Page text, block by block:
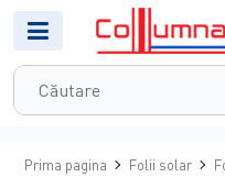
Prima pagina Folii solar